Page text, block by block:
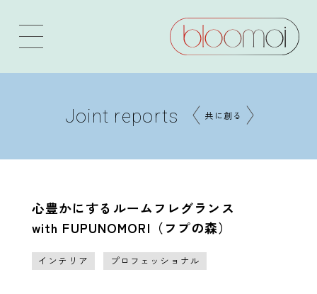
Joint reports 共に創る
心豊かにするルームフレグランス
with FUPUNOMORI（フプの森）
インテリア プロフェッショナル